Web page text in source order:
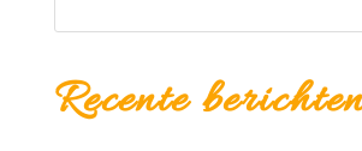
Recente